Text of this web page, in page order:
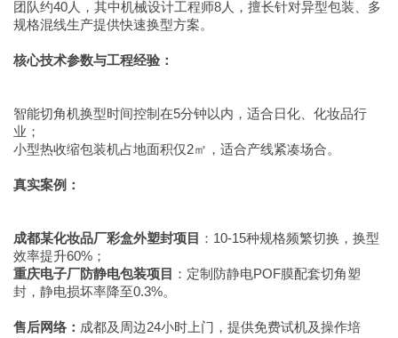
团队约40人，其中机械设计工程师8人，擅长针对异型包装、多
规格混线生产提供快速换型方案。
核心技术参数与工程经验：
智能切角机换型时间控制在5分钟以内，适合日化、化妆品行
业；
小型热收缩包装机占地面积仅2㎡，适合产线紧凑场合。
真实案例：
成都某化妆品厂彩盒外塑封项目 ：10-15种规格频繁切换，换型
效率提升60%；
重庆电子厂防静电包装项目 ：定制防静电POF膜配套切角塑
封，静电损坏率降至0.3%。
售后网络： 成都及周边24小时上门，提供免费试机及操作培